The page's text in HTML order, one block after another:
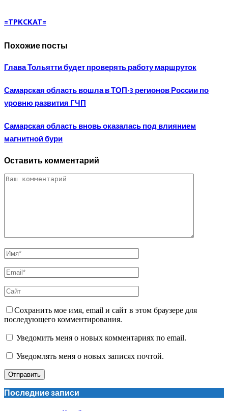
=TPKCKAT=
Похожие посты
Глава Тольятти будет проверять работу маршруток
Самарская область вошла в ТОП-3 регионов России по
уровню развития ГЧП
Самарская область вновь оказалась под влиянием
магнитной бури
Оставить комментарий
Сохранить мое имя, email и сайт в этом браузере для
последующего комментирования.
Уведомить меня о новых комментариях по email.
Уведомлять меня о новых записях почтой.
Последние записи